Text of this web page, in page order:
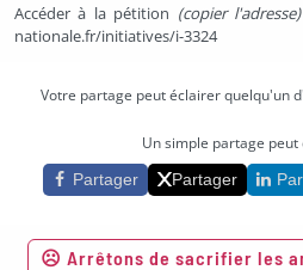
Accéder à la pétition (copier l'adresse)
nationale.fr/initiatives/i-3324
Partager cette
Votre partage peut éclairer quelqu'un
Un simple partage
Partager Partager
☹ Arrêtons de sacrifier les